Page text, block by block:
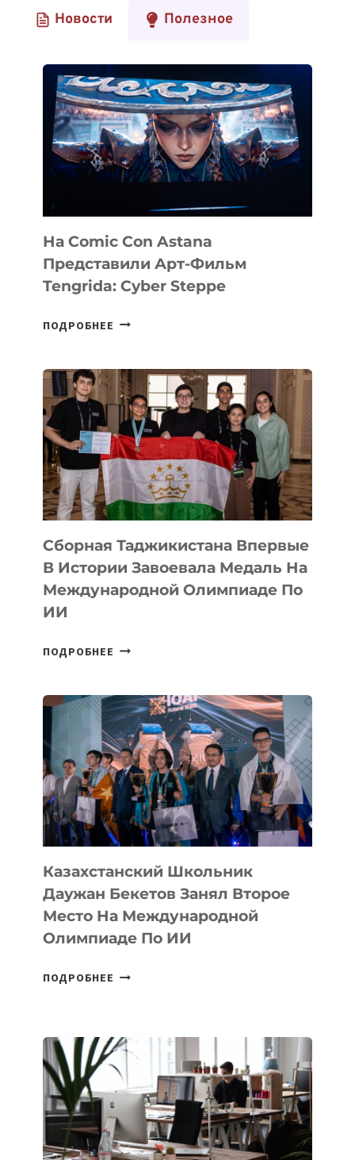
Новости Полезное
На Comic Con Astana
Представили Арт-Фильм
Tengrida: Cyber Steppe
ПОДРОБНЕЕ
ASTANA
ПРЕДСТАВИЛИ
АРТ-
ФИЛЬМ
TENGRIDA:
CYBER
STEPPE
Сборная Таджикистана Впервые
В Истории Завоевала Медаль На
Международной Олимпиаде По
ИИ
ПОДРОБНЕЕ СБОРНАЯ
В
ИСТОРИИ
ЗАВОЕВАЛА
МЕДАЛЬ
НА
МЕЖДУНАРОДНОЙ
ОЛИМПИАДЕ
ПО
ИИ
Казахстанский Школьник
Даужан Бекетов Занял Второе
Место На Международной
Олимпиаде По ИИ
ПОДРОБНЕЕ КАЗАХСТАНСКИЙ
ЗАНЯЛ
ВТОРОЕ
МЕСТО
НА
МЕЖДУНАРОДНОЙ
ОЛИМПИАДЕ